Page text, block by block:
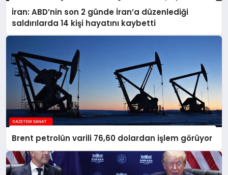
İran: ABD’nin son 2 günde İran’a düzenlediği
saldırılarda 14 kişi hayatını kaybetti
Brent petrolün varili 76,60 dolardan işlem görüyor